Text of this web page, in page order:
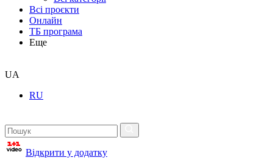
Всі проєкти
Онлайн
ТБ програма
Еще
UA
RU
Відкрити у додатку